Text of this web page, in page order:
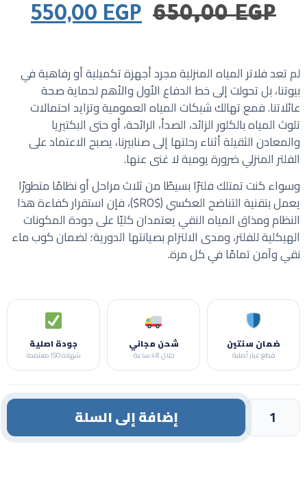
650,00EGP
550,00EGP
لم تعد فلاتر المياه المنزلية مجرد أجهزة تكميلية أو رفاهية في
بيوتنا، بل تحولت إلى خط الدفاع الأول والأهم لحماية صحة
عائلاتنا. فمع تهالك شبكات المياه العمومية وتزايد احتمالات
تلوث المياه بالكلور الزائد، الصدأ، الرائحة، أو حتى البكتيريا
والمعادن الثقيلة أثناء رحلتها إلى صنابيرنا، يصبح الاعتماد على
الفلتر المنزلي ضرورة يومية لا غنى عنها.
وسواء كنت تمتلك فلترًا بسيطًا من ثلاث مراحل أو نظامًا متطورًا
يعمل بتقنية التناضح العكسي ($RO$ )، فإن استقرار كفاءة هذا
النظام ومذاق المياه النقي يعتمدان كليًا على جودة المكونات
الهيكلية للفلتر، ومدى الالتزام بصيانتها الدورية؛ لضمان كوب ماء
نقي وآمن تمامًا في كل مرة.
ضمان سنتين
قطع غيار أصلية
شحن مجاني
خلال 48 ساعة
جودة اصلية
شهادة ISO معتمدة
إضافة إلى السلة